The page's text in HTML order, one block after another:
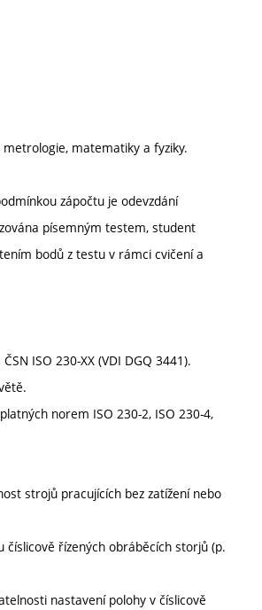
matematiky a fyziky.
zápočtu je odevzdání
písemným testem, student
bodů z testu v rámci cvičení a
ISO 230-XX (VDI DGQ 3441).
norem ISO 230-2, ISO 230-4,
strojů pracujících bez zatížení nebo
číslicově řízených obráběcích storjů (p.
nastavení polohy v číslicově